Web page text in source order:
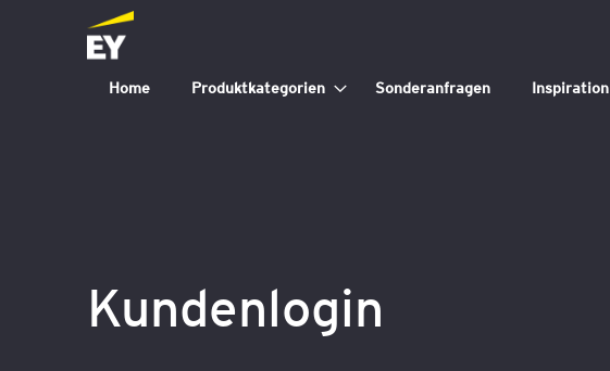
Home Produktkategorien Sonderanfragen Inspiration
Kundenlogin